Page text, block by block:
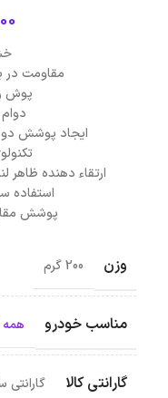
مقاومت در
پوش
ایجاد پوشش
ارتقاء دهنده ظاهر
استفاده
پوشش
وزن 200 گرم
مناسب خودرو همه
گارانتی کالا گارانتی